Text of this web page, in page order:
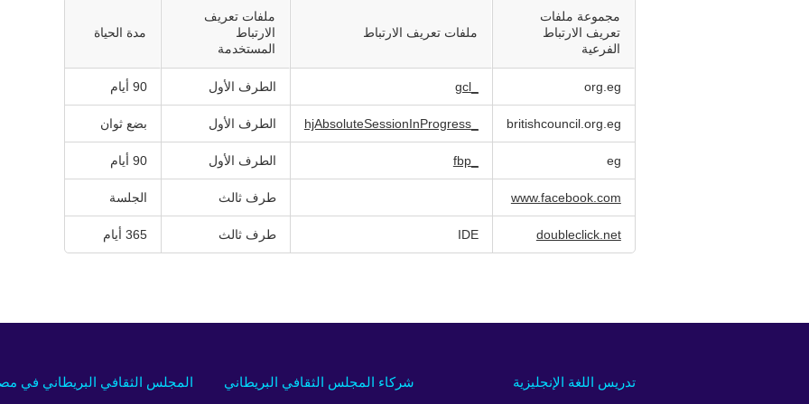
مجموعة ملفات
تعريف الارتباط
الفرعية
ملفات تعريف الارتباط
ملفات تعريف
الارتباط
المستخدمة
مدة الحياة
org.eg
_gcl الطرف الأول 90 أيام
britishcouncil.org.eg
_hjAbsoluteSessionInProgress الطرف الأول بضع ثوان
eg
_fbp الطرف الأول 90 أيام
www.facebook.com طرف ثالث الجلسة
doubleclick.net
IDE طرف ثالث 365 أيام
المجلس الثقافي البريطاني في شركاء المجلس الثقافي البريطاني تدريس اللغة الإنجليزية